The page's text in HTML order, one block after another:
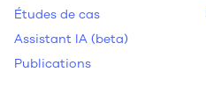
Études de cas
Assistant IA (beta)
Publications